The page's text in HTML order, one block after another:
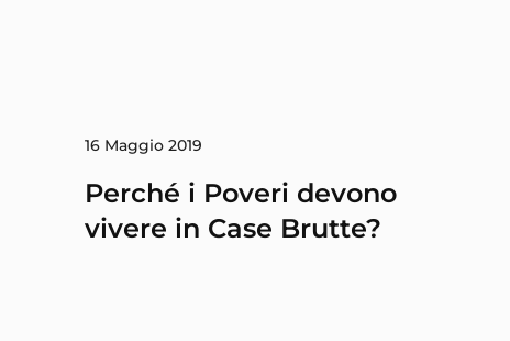
16 Maggio 2019
Perché i Poveri devono
vivere in Case Brutte?